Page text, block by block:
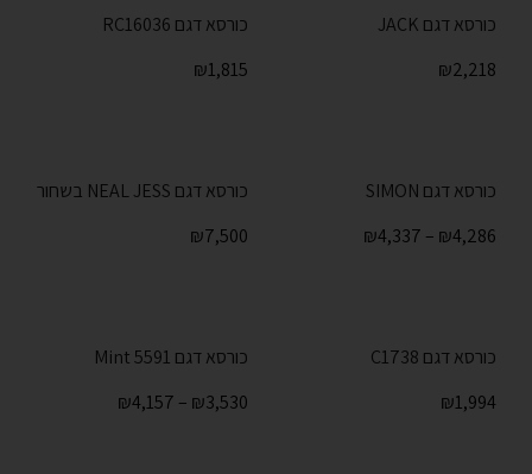
כורסא דגם JACK
₪2,218
כורסא דגם RC16036
₪1,815
כורסא דגם SIMON
₪4,286
–
₪4,337
כורסא דגם NEAL JESS בשחור
₪7,500
כורסא דגם C1738
₪1,994
כורסא דגם 5591 Mint
₪3,530
–
₪4,157